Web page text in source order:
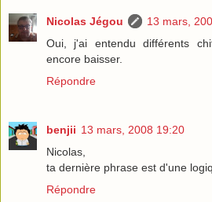
Nicolas Jégou
13 mars,
Oui, j'ai entendu différents
encore baisser.
Répondre
benjii 13 mars, 2008 19:20
Nicolas,
ta dernière phrase est d'une
Répondre